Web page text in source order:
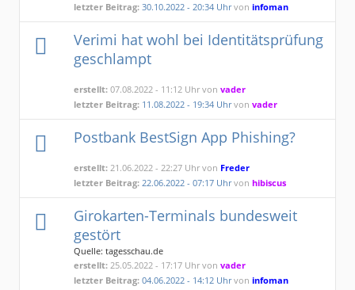
letzter Beitrag: 30.10.2022 - 20:34 Uhrvoninfoman
Verimi hat wohl bei Identitätsprüfung
geschlampt
erstellt: 07.08.2022 - 11:12 Uhr vonvader
letzter Beitrag: 11.08.2022 - 19:34 Uhrvonvader
Postbank BestSign App Phishing?
erstellt: 21.06.2022 - 22:27 Uhr von Freder
letzter Beitrag: 22.06.2022 - 07:17 Uhrvonhibiscus
Girokarten-Terminals bundesweit
gestört
Quelle: tagesschau.de
erstellt: 25.05.2022 - 17:17 Uhr vonvader
letzter Beitrag: 04.06.2022 - 14:12 Uhrvoninfoman